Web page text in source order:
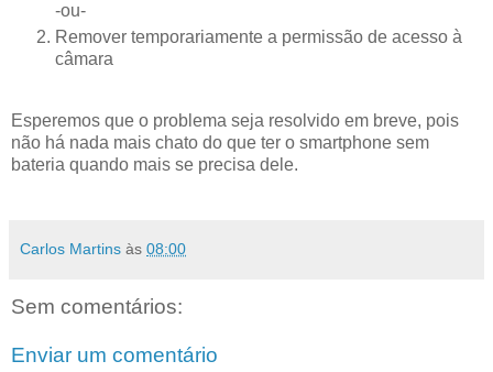
-ou-
Remover temporariamente a permissão de acesso à
câmara
Esperemos que o problema seja resolvido em breve, pois
não há nada mais chato do que ter o smartphone sem
bateria quando mais se precisa dele.
Carlos Martins às 08:00
Sem comentários:
Enviar um comentário